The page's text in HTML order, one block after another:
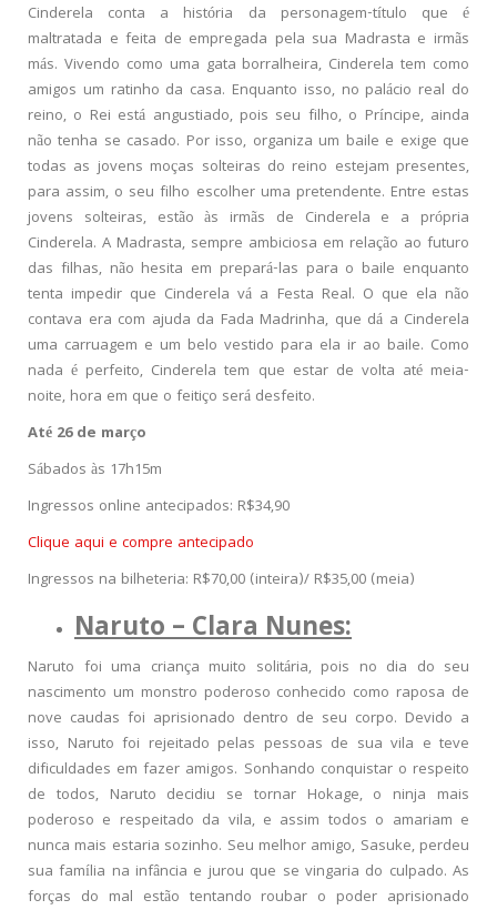
Cinderela conta a história da personagem-título que é
maltratada e feita de empregada pela sua Madrasta e irmãs
más. Vivendo como uma gata borralheira, Cinderela tem como
amigos um ratinho da casa. Enquanto isso, no palácio real do
reino, o Rei está angustiado, pois seu filho, o Príncipe, ainda
não tenha se casado. Por isso, organiza um baile e exige que
todas as jovens moças solteiras do reino estejam presentes,
para assim, o seu filho escolher uma pretendente. Entre estas
jovens solteiras, estão às irmãs de Cinderela e a própria
Cinderela. A Madrasta, sempre ambiciosa em relação ao futuro
das filhas, não hesita em prepará-las para o baile enquanto
tenta impedir que Cinderela vá a Festa Real. O que ela não
contava era com ajuda da Fada Madrinha, que dá a Cinderela
uma carruagem e um belo vestido para ela ir ao baile. Como
nada é perfeito, Cinderela tem que estar de volta até meia-
noite, hora em que o feitiço será desfeito.
Até 26 de março
Sábados às 17h15m
Ingressos online antecipados: R$34,90
Clique aqui e compre antecipado
Ingressos na bilheteria: R$70,00 (inteira)/ R$35,00 (meia)
Naruto – Clara Nunes:
Naruto foi uma criança muito solitária, pois no dia do seu
nascimento um monstro poderoso conhecido como raposa de
nove caudas foi aprisionado dentro de seu corpo. Devido a
isso, Naruto foi rejeitado pelas pessoas de sua vila e teve
dificuldades em fazer amigos. Sonhando conquistar o respeito
de todos, Naruto decidiu se tornar Hokage, o ninja mais
poderoso e respeitado da vila, e assim todos o amariam e
nunca mais estaria sozinho. Seu melhor amigo, Sasuke, perdeu
sua família na infância e jurou que se vingaria do culpado. As
forças do mal estão tentando roubar o poder aprisionado